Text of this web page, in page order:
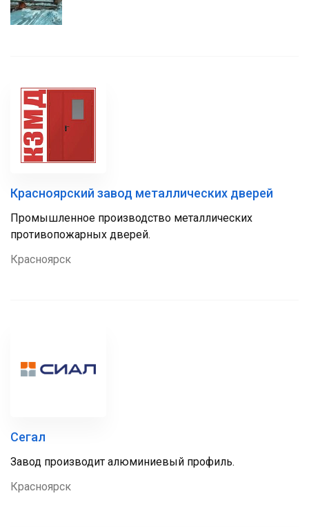
Красноярский завод металлических дверей
Промышленное производство металлических
противопожарных дверей.
Красноярск
Сегал
Завод производит алюминиевый профиль.
Красноярск